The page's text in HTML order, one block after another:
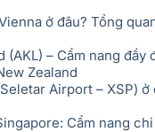
ở đâu? Tổng
(AKL) – Cẩm nang đầy
Zealand
Airport – XSP) ở
Cẩm nang